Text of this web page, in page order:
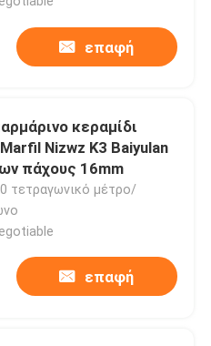
επαφή
κεραμίδι
Nizwz K3 Baiyulan
πάχους 16mm
τετραγωνικό μέτρο/
επαφή